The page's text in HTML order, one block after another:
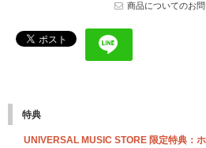
商品についてのお
特典
UNIVERSAL MUSIC STORE 限定特典：